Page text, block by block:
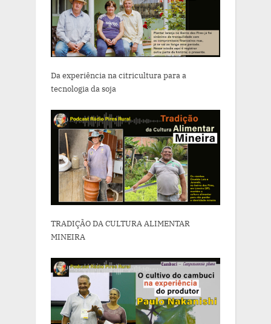
Da experiência na citricultura para a
tecnologia da soja
TRADIÇÃO DA CULTURA ALIMENTAR
MINEIRA